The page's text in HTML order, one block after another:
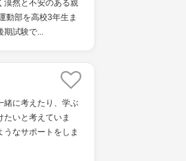
漠然と不安のある親
動部を高校3年生ま
期試験で...
緒に考えたり、学ぶ
いと考えていま
なサポートをしま